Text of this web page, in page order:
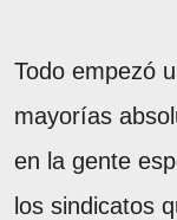
Todo empezó
mayorías
en la gente
los sindicatos